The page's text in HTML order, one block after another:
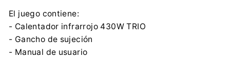
El juego contiene:
- Calentador infrarrojo 430W TRIO
- Gancho de sujeción
- Manual de usuario